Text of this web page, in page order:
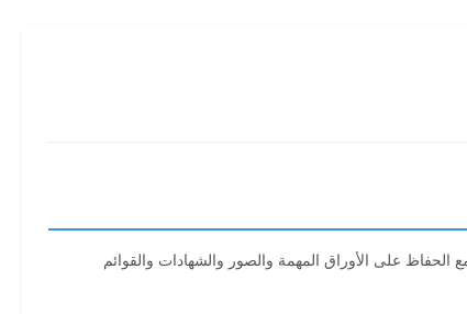
الحفاظ على الأوراق المهمة والصور والشهادات والقوائم